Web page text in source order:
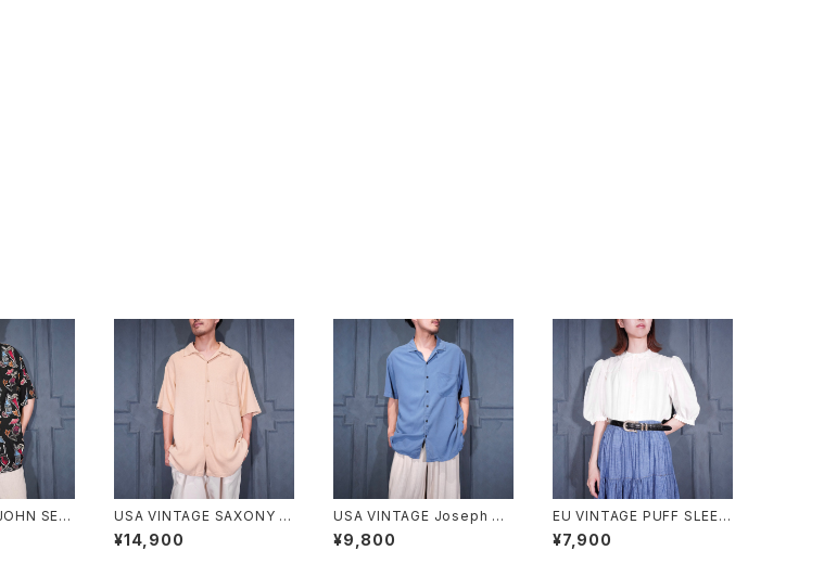
SEV
BY
PATT
USA VINTAGE SAXONY W
OVEN DESIGN OPEN COL
LAR HALF SLEEVE SILK S
¥14,900
USA VINTAGE Joseph &
Feiss OPEN COLLAR HAL
F SLEEVE SILK SHIRT/アメ
¥9,800
EU VINTAGE PUFF SLEEV
E LACE DESIGN HALF SLE
EVE COTTON BLOUSE/ヨ
¥7,900